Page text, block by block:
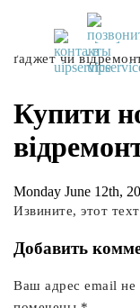
UiPservice »
ґаджет чи
Купити
Monday June 12th,
Извините, этот
Добавить
Ваш адрес email не